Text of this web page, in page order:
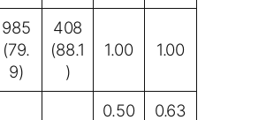
985
(79.
9)
408
(88.1
)
1.00 1.00
0.50
0.63